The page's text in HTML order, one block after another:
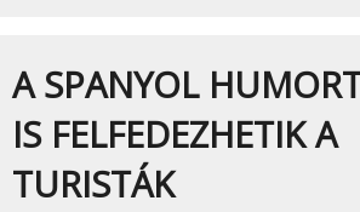
A SPANYOL
IS FELFEDEZHETIK A
TURISTÁK